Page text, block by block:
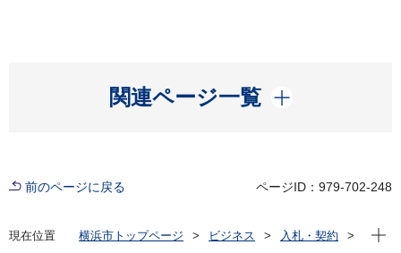
関連ページ一覧
開く
前のページに戻る ページID：979-702-248
現在位置 横浜市トップページ ビジネス
入札・契約
現在